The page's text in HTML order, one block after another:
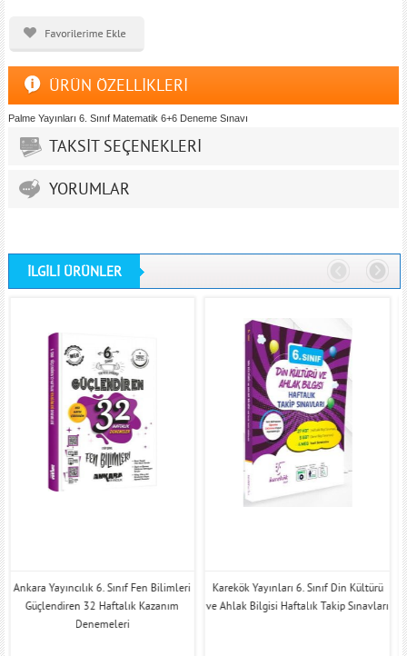
ÜRÜN ÖZELLİKLERİ
Palme Yayınları 6. Sınıf Matematik 6+6 Deneme Sınavı
TAKSİT SEÇENEKLERİ
YORUMLAR
İLGİLİ ÜRÜNLER
Ankara Yayıncılık 6. Sınıf Fen Bilimleri
Güçlendiren 32 Haftalık Kazanım
Denemeleri
Karekök Yayınları 6. Sınıf Din Kültürü
ve Ahlak Bilgisi Haftalık Takip Sınavları